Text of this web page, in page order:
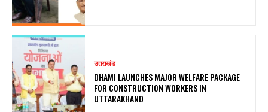
उत्तराखंड
DHAMI LAUNCHES MAJOR WELFARE PACKAGE
FOR CONSTRUCTION WORKERS IN
UTTARAKHAND